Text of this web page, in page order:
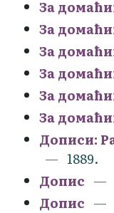
За
За
За
За
За
За
Дописи:
1889.
Допис
Допис